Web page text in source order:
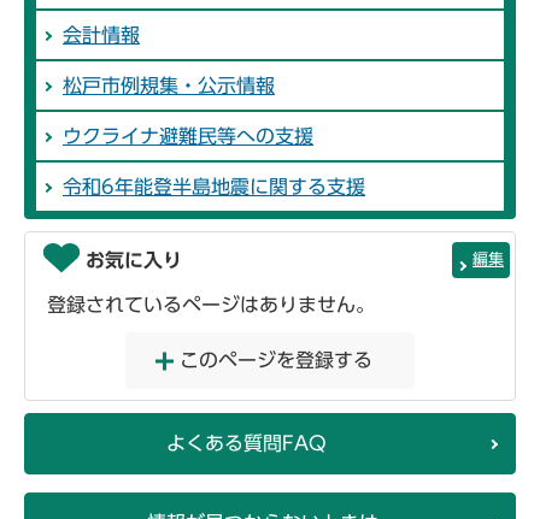
会計情報
松戸市例規集・公示情報
ウクライナ避難民等への支援
令和6年能登半島地震に関する支援
お気に入り 編集
登録されているページはありません。
このページを登録する
よくある質問FAQ